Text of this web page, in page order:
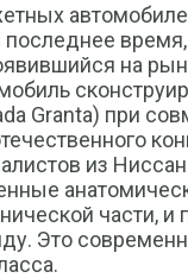
последнее
на
Granta) при
из
части, и
Это